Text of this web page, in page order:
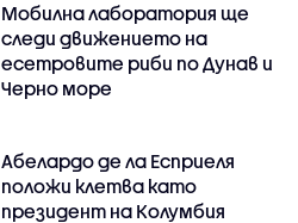
Мобилна лаборатория ще
следи движението на
есетровите риби по Дунав и
Черно море
Абелардо де ла Есприеля
положи клетва като
президент на Колумбия